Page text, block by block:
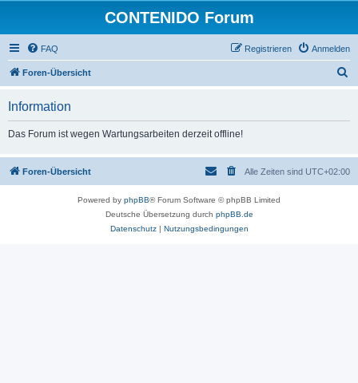
CONTENIDO Forum
FAQ Anmelden
Registrieren
Foren-Übersicht
Information
Das Forum ist wegen Wartungsarbeiten derzeit offline!
Foren-Übersicht Alle Zeiten sind UTC+02:00
Powered by phpBB® Forum Software © phpBB Limited
Deutsche Übersetzung durch phpBB.de
Datenschutz| Nutzungsbedingungen